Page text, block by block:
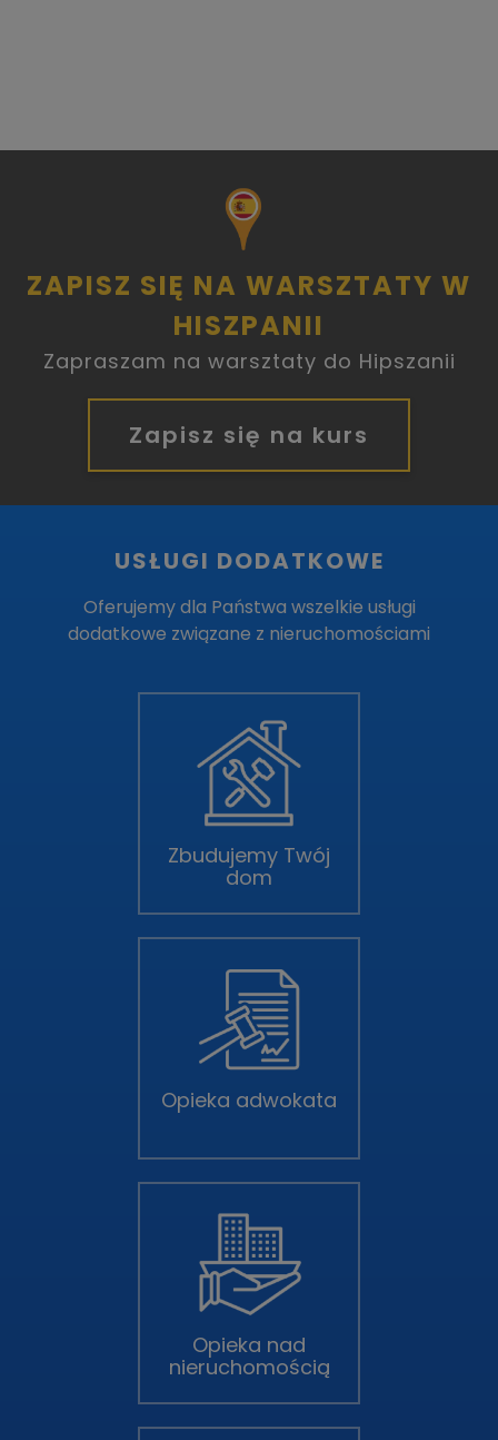
ZAPISZ SIĘ NA WARSZTATY W
HISZPANII
Zapraszam na warsztaty do Hipszanii
Zapisz się na kurs
USŁUGI DODATKOWE
Oferujemy dla Państwa wszelkie usługi
dodatkowe związane z nieruchomościami
Zbudujemy Twój
dom
Opieka adwokata
Opieka nad
nieruchomością